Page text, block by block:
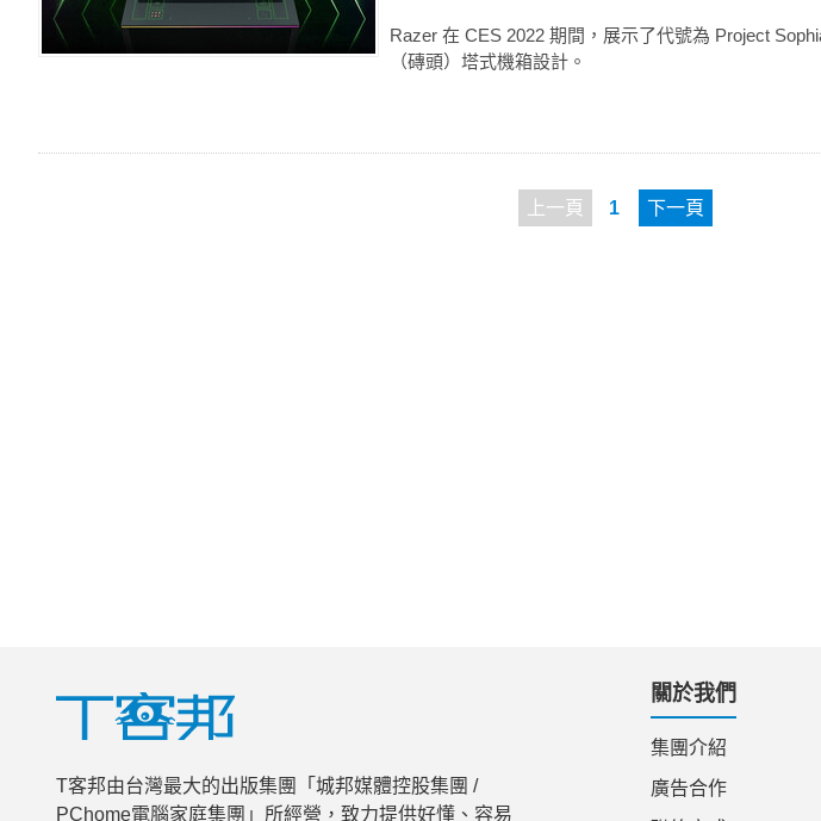
Razer 在 CES 2022 期間，展示了代號為 Project
（磚頭）塔式機箱設計。
上一頁 1 下一頁
T客邦由台灣最大的出版集團「城邦媒體控股集團 /
PChome電腦家庭集團」所經營，致力提供好懂、容易
關於我們
集團介紹
廣告合作